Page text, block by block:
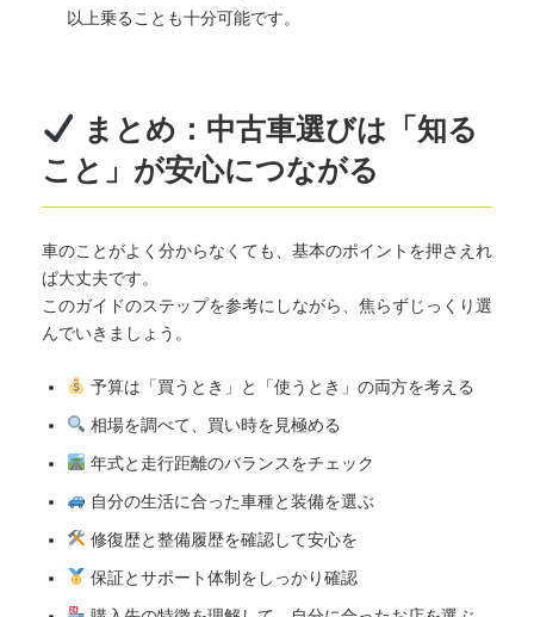
以上乗ることも十分可能です。
まとめ：中古車選びは「知る
こと」が安心につながる
車のことがよく分からなくても、基本のポイントを押さえれ
ば大丈夫です。
このガイドのステップを参考にしながら、焦らずじっくり選
んでいきましょう。
予算は「買うとき」と「使うとき」の両方を考える
相場を調べて、買い時を見極める
年式と走行距離のバランスをチェック
自分の生活に合った車種と装備を選ぶ
修復歴と整備履歴を確認して安心を
保証とサポート体制をしっかり確認